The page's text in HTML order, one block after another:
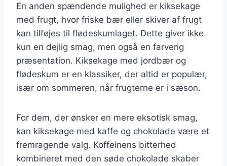
En anden spændende mulighed er kiksekage
med frugt, hvor friske bær eller skiver af frugt
kan tilføjes til flødeskumlaget. Dette giver ikke
kun en dejlig smag, men også en farverig
præsentation. Kiksekage med jordbær og
flødeskum er en klassiker, der altid er populær,
især om sommeren, når frugterne er i sæson.
For dem, der ønsker en mere eksotisk smag,
kan kiksekage med kaffe og chokolade være et
fremragende valg. Koffeinens bitterhed
kombineret med den søde chokolade skaber